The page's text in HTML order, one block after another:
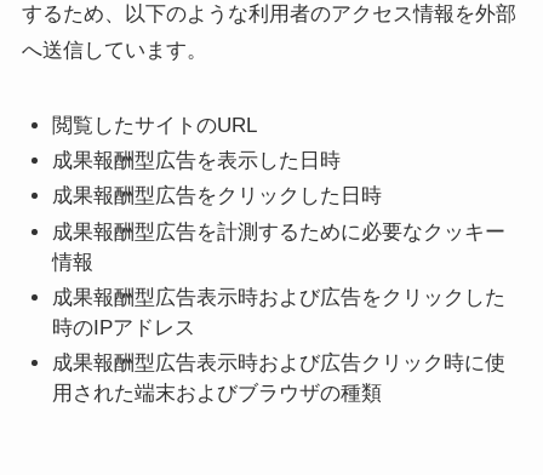
するため、以下のような利用者のアクセス情報を外部
へ送信しています。
閲覧したサイトのURL
成果報酬型広告を表示した日時
成果報酬型広告をクリックした日時
成果報酬型広告を計測するために必要なクッキー
情報
成果報酬型広告表示時および広告をクリックした
時のIPアドレス
成果報酬型広告表示時および広告クリック時に使
用された端末およびブラウザの種類